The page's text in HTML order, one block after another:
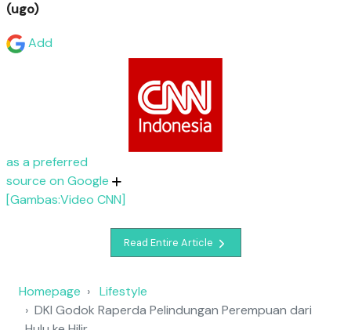
(ugo)
Add
as a preferred
source on Google
[Gambas:Video CNN]
Read Entire Article
Homepage
Lifestyle
DKI Godok Raperda Pelindungan Perempuan dari